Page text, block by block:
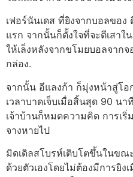
เฟอร์นันเดส ที่ยิงจากบอลของ
แรก จากนั้นก็ตั้งใจที่จะตีเสา
ให้เล็งหลังจากขโมยบอลจาก
กล่อง.
จากนั้น อีแลงก้า ก็มุ่งหน้าสู่โ
เวลาบาดเจ็บเมื่อสิ้นสุด 90 น
เจ้าบ้านก็หมดความคิด การเริ่
จางหายไป
มิดเดิลสโบรห์เติบโตขึ้นในขณ
ด้วยตัวเองโดยไม่ต้องมีการยิ